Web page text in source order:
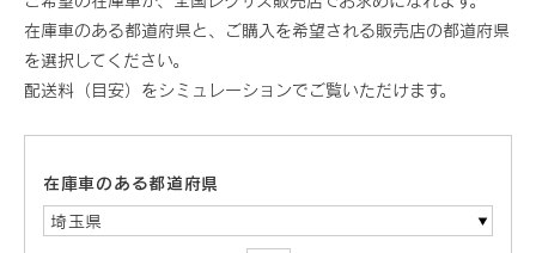
在庫車のある都道府県と、ご購入を希望される販売店の都道府県
を選択してください。
配送料（目安）をシミュレーションでご覧いただけます。
在庫車のある都道府県
埼玉県